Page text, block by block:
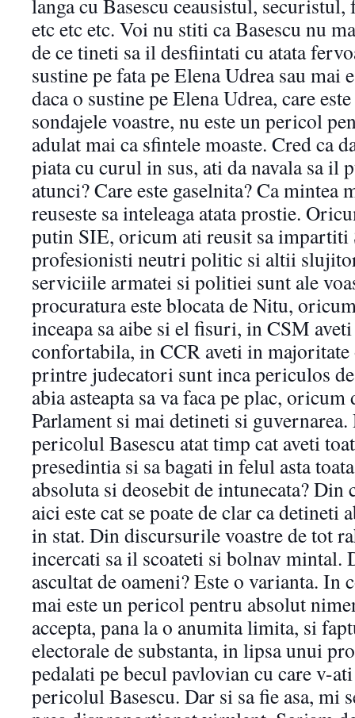
langa cu Basescu ceausistul,
etc etc etc. Voi nu stiti ca Basescu nu
de ce tineti sa il desfiintati cu atata
sustine pe fata pe Elena Udrea sau mai
daca o sustine pe Elena Udrea, care
sondajele voastre, nu este un pericol
adulat mai ca sfintele moaste. Cred ca
piata cu curul in sus, ati da navala sa il
atunci? Care este gaselnita? Ca mintea
reuseste sa inteleaga atata prostie.
putin SIE, oricum ati reusit sa
profesionisti neutri politic si altii
serviciile armatei si politiei sunt ale
procuratura este blocata de Nitu,
inceapa sa aibe si el fisuri, in CSM
confortabila, in CCR aveti in
printre judecatori sunt inca periculos
abia asteapta sa va faca pe plac,
Parlament si mai detineti si guvernarea.
pericolul Basescu atat timp cat aveti
presedintia si sa bagati in felul asta
absoluta si deosebit de intunecata? Din
aici este cat se poate de clar ca detineti
in stat. Din discursurile voastre de tot
incercati sa il scoateti si bolnav mintal.
ascultat de oameni? Este o varianta. In
mai este un pericol pentru absolut
accepta, pana la o anumita limita, si
electorale de substanta, in lipsa unui
pedalati pe becul pavlovian cu care v-
pericolul Basescu. Dar si sa fie asa, mi